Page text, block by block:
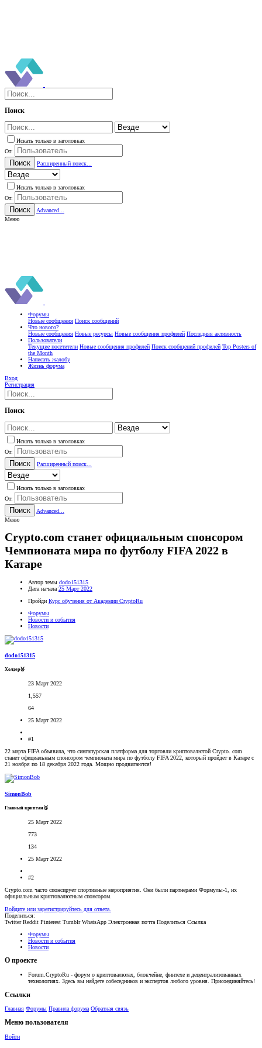
Поиск
Искать только в заголовках
От:
Поиск Расширенный поиск...
Искать только в заголовках
От:
Поиск
Advanced...
Меню
Форумы
Новые сообщения Поиск сообщений
Что нового?
Новые сообщения Новые ресурсы Новые сообщения профилей Последняя активность
Пользователи
Текущие посетители Новые сообщения профилей Поиск сообщений профилей Top Posters of
the Month
Написать жалобу
Жизнь форума
Вход
Регистрация
Поиск
Искать только в заголовках
От:
Поиск Расширенный поиск...
Искать только в заголовках
От:
Поиск
Advanced...
Меню
Crypto.com станет официальным спонсором
Чемпионата мира по футболу FIFA 2022 в
Катаре
Автор темы dodo151315
Дата начала 25 Март 2022
Пройди Курс обучения от Академии CryptoRu
Форумы
Новости и события
Новости
dodo151315
Холдер🥉
23 Март 2022
1,557
64
25 Март 2022
#1
22 марта FIFA объявила, что сингапурская платформа для торговли криптовалютой Crypto. com
станет официальным спонсором чемпионата мира по футболу FIFA 2022, который пройдет в Катаре с
21 ноября по 18 декабря 2022 года. Мощно продвигаются!
SimonBob
Главный криптан🥉
25 Март 2022
773
134
25 Март 2022
#2
Crypto.com часто спонсирует спортивные мероприятия. Они были партнерами Формулы-1, их
официальным криптовалютным спонсором.
Войдите или зарегистрируйтесь для ответа.
Поделиться:
Twitter Reddit Pinterest Tumblr WhatsApp Электронная почта Поделиться Ссылка
Форумы
Новости и события
Новости
О проекте
Forum.CryptoRu - форум о криптовалютах, блокчейне, финтехе и децентрализованных
технологиях. Здесь вы найдете собеседников и экспертов любого уровня. Присоединяйтесь!
Ссылки
Главная Форумы Правила форума Обратная связь
Меню пользователя
Войти